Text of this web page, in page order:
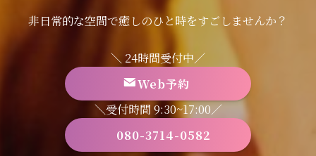
非日常的な空間で癒しのひと時をすごしませんか？
＼ 24時間受付中／
Web予約
＼受付時間 9:30~17:00／
080-3714-0582